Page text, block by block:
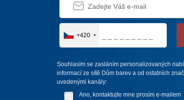
+420
Souhlasím se zasláním personalizovaných
informací ze sítě Dům barev a od ostatních
uvedenými kanály:
Ano, kontaktujte mne prosím e-mailem